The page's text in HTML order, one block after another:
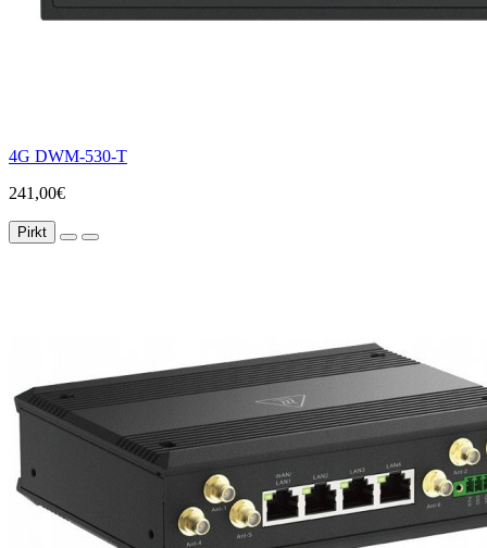
4G DWM-530-T
241,00€
Pirkt